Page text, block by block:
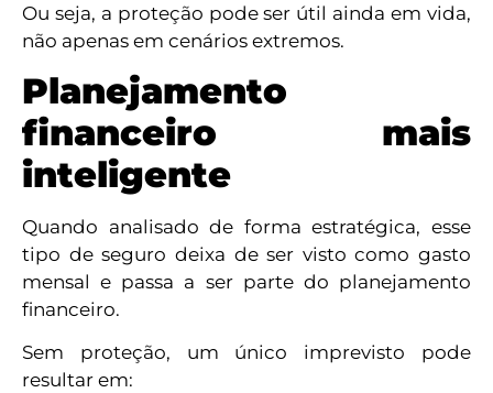
Ou seja, a proteção pode ser útil ainda em vida,
não apenas em cenários extremos.
Planejamento
financeiro mais
inteligente
Quando analisado de forma estratégica, esse
tipo de seguro deixa de ser visto como gasto
mensal e passa a ser parte do planejamento
financeiro.
Sem proteção, um único imprevisto pode
resultar em: